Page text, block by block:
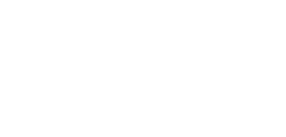
1萬9,273元的基本
的時間點來算，